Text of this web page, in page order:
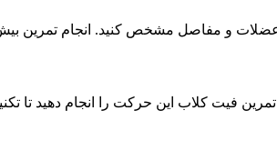
عضلات و مفاصل مشخص کنید. انجام
فیت کلاب این حرکت را انجام دهید تا